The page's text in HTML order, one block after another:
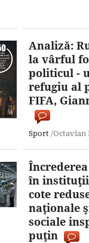
Analiză:
la vârful
politicul -
refugiu al
FIFA,
Sport /Octavian
în
cote
naţionale
sociale
puţin